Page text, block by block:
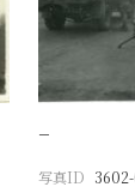
−
写真ID